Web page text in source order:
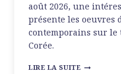
août 2026, une
présente les oeuvres
contemporains sur le
Corée.
LIRE LA SUITE COULEURS